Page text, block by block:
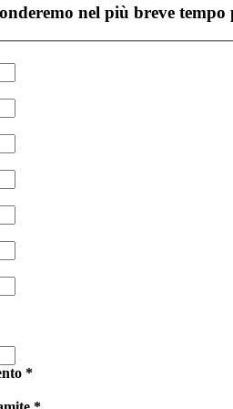
nel più breve tempo
*